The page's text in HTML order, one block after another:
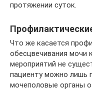
протяжении суток.
Что же касается
обесцвечивания мочи
мероприятий не
пациенту можно лишь
мочеполовые органы